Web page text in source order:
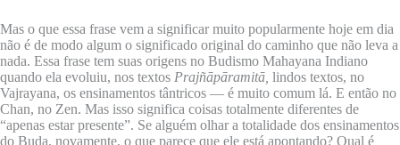
Mas o que essa frase vem a significar muito popularmente hoje em dia
não é de modo algum o significado original do caminho que não leva a
nada. Essa frase tem suas origens no Budismo Mahayana Indiano
quando ela evoluiu, nos textos Prajñāpāramitā, lindos textos, no
Vajrayana, os ensinamentos tântricos — é muito comum lá. E então no
Chan, no Zen. Mas isso significa coisas totalmente diferentes de
“apenas estar presente”. Se alguém olhar a totalidade dos ensinamentos
do Buda, novamente, o que parece que ele está apontando? Qual é